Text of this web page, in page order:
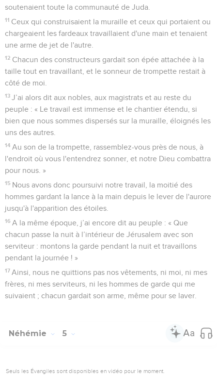
soutenaient toute la communauté de Juda.
11 Ceux qui construisaient la muraille et ceux qui portaient ou
chargeaient les fardeaux travaillaient d'une main et tenaient
une arme de jet de l'autre.
12 Chacun des constructeurs gardait son épée attachée à la
taille tout en travaillant, et le sonneur de trompette restait à
côté de moi.
13 J’ai alors dit aux nobles, aux magistrats et au reste du
peuple : « Le travail est immense et le chantier étendu, si
bien que nous sommes dispersés sur la muraille, éloignés les
uns des autres.
14 Au son de la trompette, rassemblez-vous près de nous, à
l'endroit où vous l'entendrez sonner, et notre Dieu combattra
pour nous. »
15 Nous avons donc poursuivi notre travail, la moitié des
hommes gardant la lance à la main depuis le lever de l'aurore
jusqu'à l'apparition des étoiles.
16 A la même époque, j’ai encore dit au peuple : « Que
chacun passe la nuit à l’intérieur de Jérusalem avec son
serviteur : montons la garde pendant la nuit et travaillons
pendant la journée ! »
17 Ainsi, nous ne quittions pas nos vêtements, ni moi, ni mes
frères, ni mes serviteurs, ni les hommes de garde qui me
suivaient ; chacun gardait son arme, même pour se laver.
Néhémie 5
Seuls les Évangiles sont disponibles en vidéo pour le moment.